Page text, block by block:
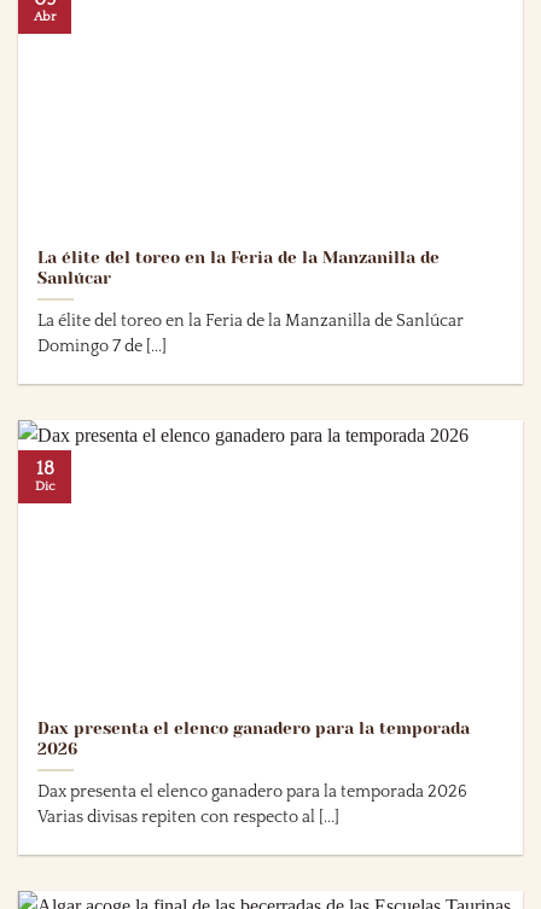
La élite del toreo en la Feria de la Manzanilla de
Sanlúcar
La élite del toreo en la Feria de la Manzanilla de Sanlúcar
Domingo 7 de [...]
Abr
Dax presenta el elenco ganadero para la temporada
2026
Dax presenta el elenco ganadero para la temporada 2026
Varias divisas repiten con respecto al [...]
18
Dic